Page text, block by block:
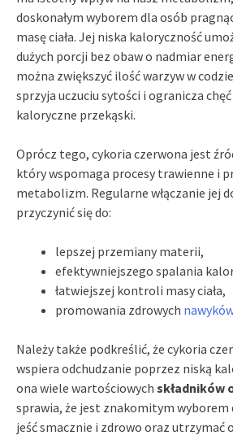
doskonałym wyborem dla osób
masę ciała. Jej niska kaloryczność
dużych porcji bez obaw o nadmiar
można zwiększyć ilość warzyw w
sprzyja uczuciu sytości i ogranicza
kaloryczne przekąski.
Oprócz tego, cykoria czerwona jest
który wspomaga procesy trawienne i
metabolizm. Regularne włączanie jej
przyczynić się do:
lepszej przemiany materii,
efektywniejszego spalania
łatwiejszej kontroli masy ciała,
promowania zdrowych
Należy także podkreślić, że cykoria
wspiera odchudzanie poprzez niską
ona wiele wartościowych składników
sprawia, że jest znakomitym wyborem
jeść smacznie i zdrowo oraz utrzymać